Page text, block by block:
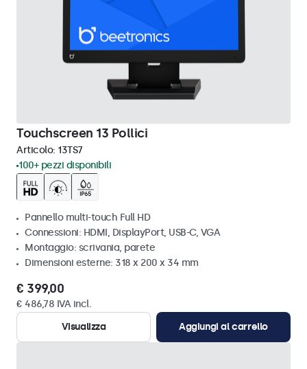
Touchscreen 13 Pollici
Articolo: 13TS7
100+ pezzi disponibili
Pannello multi-touch Full HD
Connessioni: HDMI, DisplayPort, USB-C, VGA
Montaggio: scrivania, parete
Dimensioni esterne: 318 x 200 x 34 mm
€ 399,00
€ 486,78 IVA incl.
Visualizza
Aggiungi al carrello